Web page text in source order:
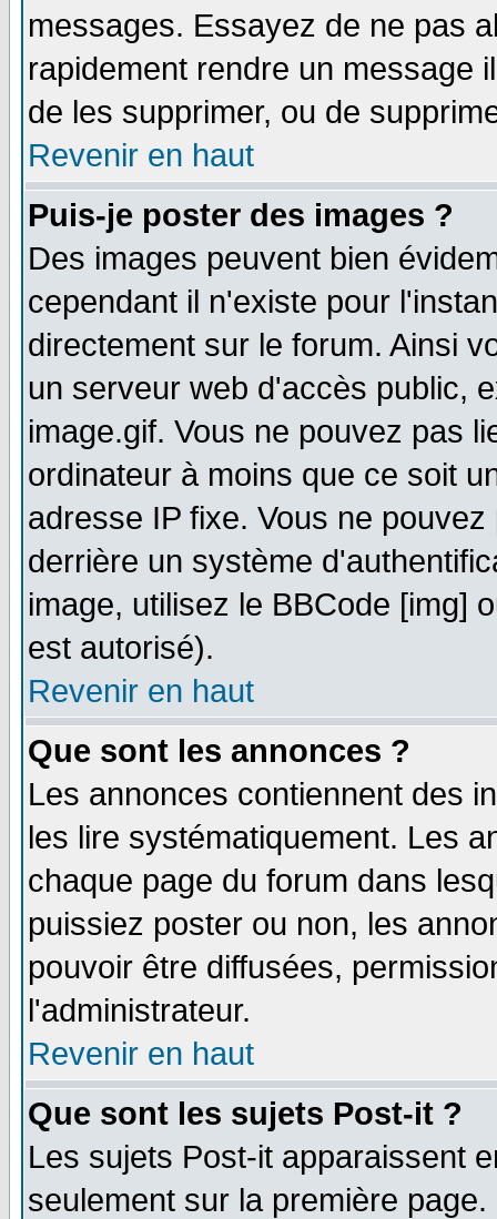
messages. Essayez de ne pas
rapidement rendre un message
de les supprimer, ou de
Revenir en haut
Puis-je poster des images ?
Des images peuvent bien
cependant il n'existe pour
directement sur le forum. Ainsi
un serveur web d'accès public,
image.gif. Vous ne pouvez pas
ordinateur à moins que ce soit
adresse IP fixe. Vous ne
derrière un système
image, utilisez le BBCode [img]
est autorisé).
Revenir en haut
Que sont les annonces ?
Les annonces contiennent des
les lire systématiquement. Les
chaque page du forum dans
puissiez poster ou non, les
pouvoir être diffusées,
l'administrateur.
Revenir en haut
Que sont les sujets Post-it ?
Les sujets Post-it apparaissent
seulement sur la première